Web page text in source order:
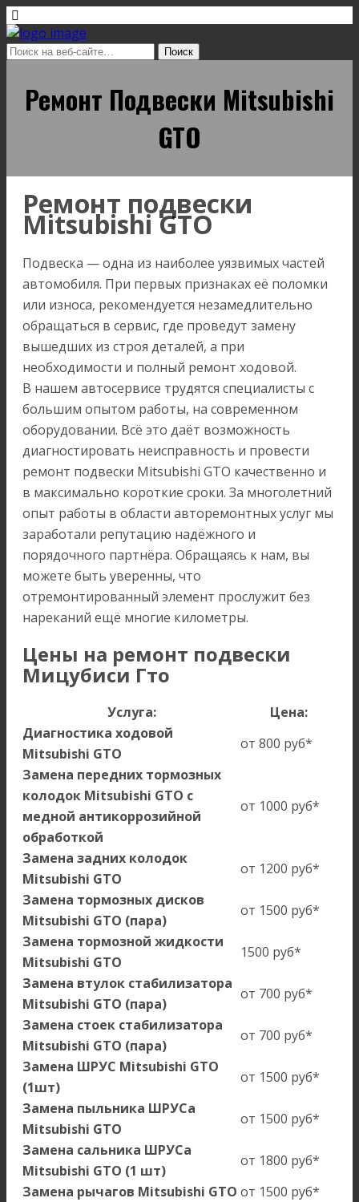
Ремонт Подвески Mitsubishi
GTO
Ремонт подвески
Mitsubishi GTO
Подвеска — одна из наиболее уязвимых частей
автомобиля. При первых признаках её поломки
или износа, рекомендуется незамедлительно
обращаться в сервис, где проведут замену
вышедших из строя деталей, а при
необходимости и полный ремонт ходовой.
В нашем автосервисе трудятся специалисты с
большим опытом работы, на современном
оборудовании. Всё это даёт возможность
диагностировать неисправность и провести
ремонт подвески Mitsubishi GTO качественно и
в максимально короткие сроки. За многолетний
опыт работы в области авторемонтных услуг мы
заработали репутацию надёжного и
порядочного партнёра. Обращаясь к нам, вы
можете быть уверенны, что
отремонтированный элемент прослужит без
нареканий ещё многие километры.
Цены на ремонт подвески
Мицубиси Гто
Услуга:
Цена:
Диагностика ходовой
Mitsubishi GTO
от 800 руб*
Замена передних тормозных
колодок Mitsubishi GTO с
медной антикоррозийной
обработкой
от 1000 руб*
Замена задних колодок
Mitsubishi GTO
от 1200 руб*
Замена тормозных дисков
Mitsubishi GTO (пара)
от 1500 руб*
Замена тормозной жидкости
Mitsubishi GTO
1500 руб*
Замена втулок стабилизатора
Mitsubishi GTO (пара)
от 700 руб*
Замена стоек стабилизатора
Mitsubishi GTO (пара)
от 700 руб*
Замена ШРУС Mitsubishi GTO
(1шт)
от 1500 руб*
Замена пыльника ШРУСа
Mitsubishi GTO
от 1500 руб*
Замена сальника ШРУСа
Mitsubishi GTO (1 шт)
от 1800 руб*
Замена рычагов Mitsubishi GTO от 1500 руб*